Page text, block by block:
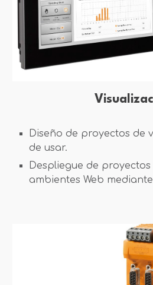
Diseño de proyectos de
de usar.
Despliegue de
ambientes Web mediante